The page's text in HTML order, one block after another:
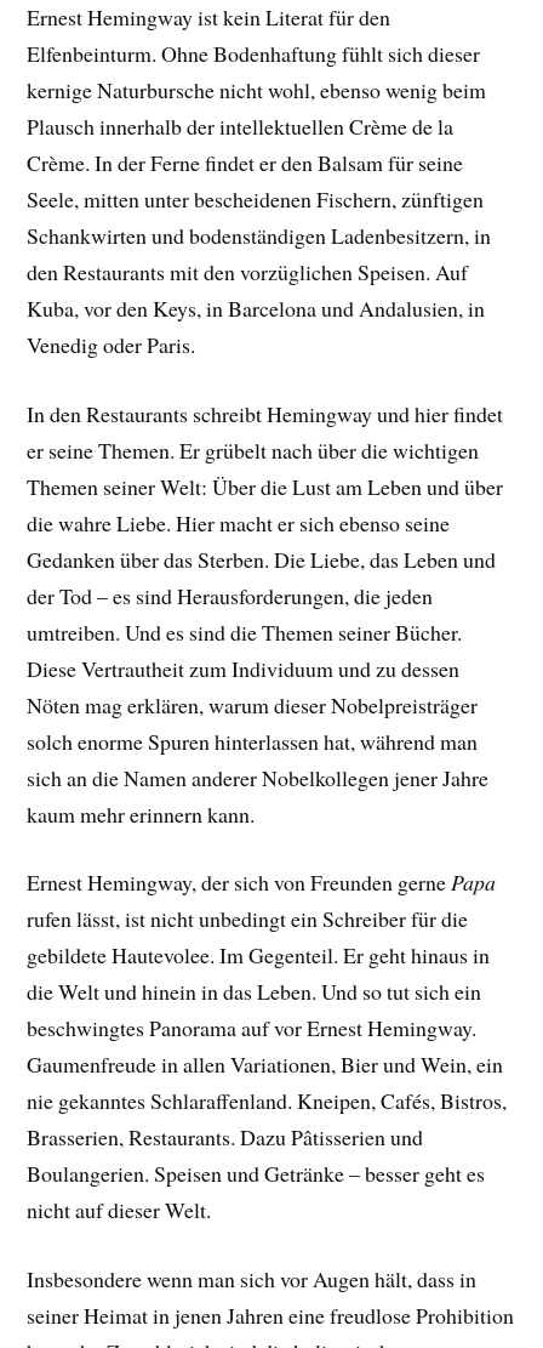
Ernest Hemingway ist kein Literat für den
Elfenbeinturm. Ohne Bodenhaftung fühlt sich dieser
kernige Naturbursche nicht wohl, ebenso wenig beim
Plausch innerhalb der intellektuellen Crème de la
Crème. In der Ferne findet er den Balsam für seine
Seele, mitten unter bescheidenen Fischern, zünftigen
Schankwirten und bodenständigen Ladenbesitzern, in
den Restaurants mit den vorzüglichen Speisen. Auf
Kuba, vor den Keys, in Barcelona und Andalusien, in
Venedig oder Paris.
In den Restaurants schreibt Hemingway und hier findet
er seine Themen. Er grübelt nach über die wichtigen
Themen seiner Welt: Über die Lust am Leben und über
die wahre Liebe. Hier macht er sich ebenso seine
Gedanken über das Sterben. Die Liebe, das Leben und
der Tod – es sind Herausforderungen, die jeden
umtreiben. Und es sind die Themen seiner Bücher.
Diese Vertrautheit zum Individuum und zu dessen
Nöten mag erklären, warum dieser Nobelpreisträger
solch enorme Spuren hinterlassen hat, während man
sich an die Namen anderer Nobelkollegen jener Jahre
kaum mehr erinnern kann.
Ernest Hemingway, der sich von Freunden gernePapa
rufen lässt, ist nicht unbedingt ein Schreiber für die
gebildete Hautevolee. Im Gegenteil. Er geht hinaus in
die Welt und hinein in das Leben. Und so tut sich ein
beschwingtes Panorama auf vor Ernest Hemingway.
Gaumenfreude in allen Variationen, Bier und Wein, ein
nie gekanntes Schlaraffenland. Kneipen, Cafés, Bistros,
Brasserien, Restaurants. Dazu Pâtisserien und
Boulangerien. Speisen und Getränke – besser geht es
nicht auf dieser Welt.
Insbesondere wenn man sich vor Augen hält, dass in
seiner Heimat in jenen Jahren eine freudlose Prohibition